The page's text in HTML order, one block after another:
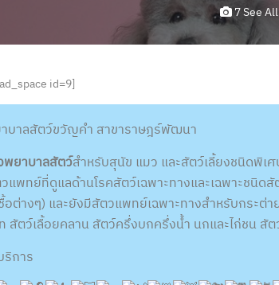
7 See All
id=9]
บาลสัตว์ขวัญคำ สาขาราษฎร์พัฒนา
พยาบาลสัตว์สำหรับสุนัข แมว และสัตว์เลี้ยงชนิดพิเ
แพทย์ที่ดูแลด้านโรคสัตว์เฉพาะทางและเฉพาะชนิด
อต่างๆ) และยังมีสัตวแพทย์เฉพาะทางสำหรับกระต่
สัตว์เลื้อยคลาน สัตว์ครึ่งบกครึ่งน้ำ นกและไก่ชน สั
ริการ